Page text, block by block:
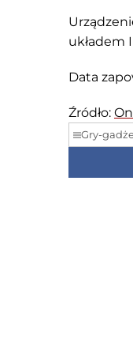
układem
Data
Źródło:
Gry-